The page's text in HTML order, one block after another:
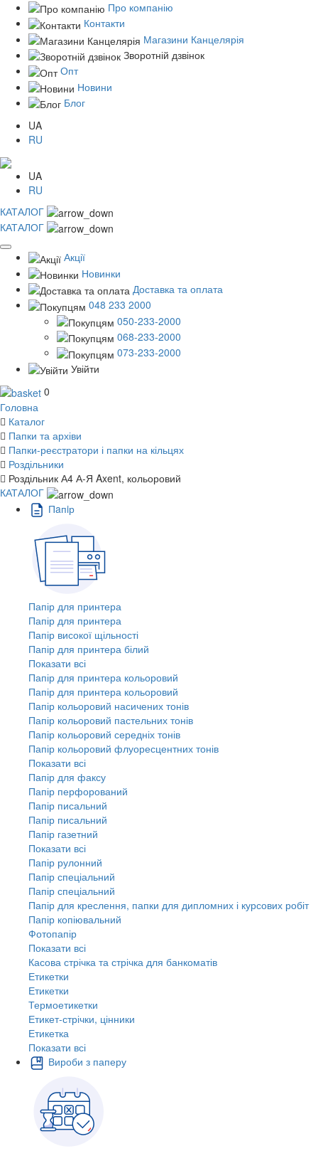
Про компанію
Контакти
Магазини Канцелярія
Зворотній дзвінок
Опт
Новини
Блог
UA
RU
UA
RU
КАТАЛОГ
КАТАЛОГ
Акції
Новинки
Доставка та оплата
048 233 2000
050-233-2000
068-233-2000
073-233-2000
Увійти
0
Головна
Каталог
Папки та архіви
Папки-реєстратори і папки на кільцях
Роздільники
Роздільник А4 А-Я Axent, кольоровий
КАТАЛОГ
Пaпiр
Папір для принтера
Папір для принтера
Папір високої щільності
Папір для принтера білий
Показати всі
Папір для принтера кольоровий
Папір для принтера кольоровий
Папір кольоровий насичених тонів
Папір кольоровий пастельних тонів
Папір кольоровий середніх тонів
Папір кольоровий флуоресцентних тонів
Показати всі
Папір для факсу
Папір перфорований
Папір писальний
Папір писальний
Папір газетний
Показати всі
Папір рулонний
Папір спеціальний
Папір спеціальний
Папір для креслення, папки для дипломних і курсових робіт
Папір копіювальний
Фотопапір
Показати всі
Касова стрічка та стрічка для банкоматів
Етикетки
Етикетки
Термоетикетки
Етикет-стрічки, цінники
Етикетка
Показати всі
Вироби з паперу